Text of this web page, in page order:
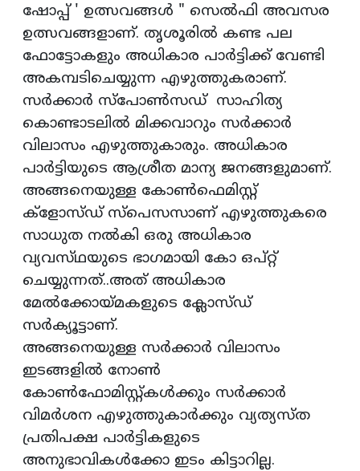
ഷോപ്പ് ' ഉത്സവങ്ങൾ " സെൽഫി അവസര
ഉത്സവങ്ങളാണ്. തൃശൂരിൽ കണ്ട പല
ഫോട്ടോകളും അധികാര പാർട്ടിക്ക് വേണ്ടി
അകമ്പടിചെയ്യുന്ന എഴുത്തുകരാണ്.
സർക്കാർ സ്പോൺസഡ് സാഹിത്യ
കൊണ്ടാടലിൽ മിക്കവാറും സർക്കാർ
വിലാസം എഴുത്തുകാരും. അധികാര
പാർട്ടിയുടെ ആശ്രീത മാന്യ ജനങ്ങളുമാണ്.
അങ്ങനെയുള്ള കോൺഫെമിസ്റ്റ്
ക്ളോസ്ഡ് സ്പെസസാണ് എഴുത്തുകരെ
സാധുത നൽകി ഒരു അധികാര
വ്യവസ്‌ഥയുടെ ഭാഗമായി കോ ഒപ്റ്റ്
ചെയ്യുന്നത്..അത് അധികാര
മേൽക്കോയ്മകളുടെ ക്ലോസ്ഡ്
സർക്യൂട്ടാണ്.
അങ്ങനെയുള്ള സർക്കാർ വിലാസം
ഇടങ്ങളിൽ നോൺ
കോൺഫോമിസ്റ്റ്കൾക്കും സർക്കാർ
വിമർശന എഴുത്തുകാർക്കും വ്യത്യസ്ത
പ്രതിപക്ഷ പാർട്ടികളുടെ
അനുഭാവികൾക്കോ ഇടം കിട്ടാറില്ല.